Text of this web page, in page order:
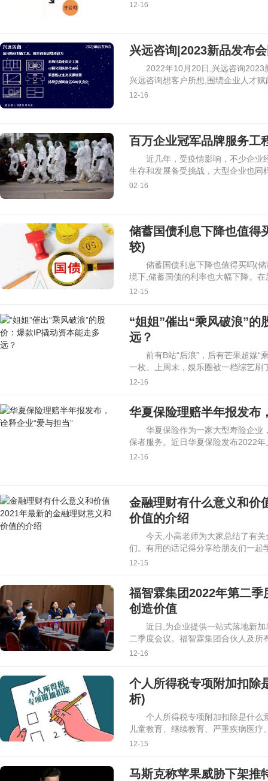
12-16
兴远咨询|2023新品发布
2022年10月20日,兴远咨询
兴远咨询想客户所想,围绕企业人才赋
12-16
百万企业冠军品牌服务工
近几年，受疫情影响，不少企业
生存和发展备受挑战，大型企业也同
02-16
储蓄国债利息下降也值得
较)
储蓄国债利息下降也值得买吗(
境下,储蓄国债的利率也大幅下降。
12-15
“姐姐”催出“乘风破浪”的
远？
前有B站“后浪”，后有芒果超媒“
一枚。上周末，娱乐圈被一档综艺刷
12-16
华夏保险理赔半年报发布
华夏保险作为一家大型寿险企业
保者服务。近日华夏保险发布2022
12-16
金融理财有什么意义和价
价值的介绍
今天,小高老师为大家总结了有
们。有用的话记得分享给朋友们一起
12-15
福智霖集团2022年第二
创造价值
近日,为企业提供一站式落地新
二季度会议。福智霖集团合伙人及所
12-16
个人所得税专项附加扣除
析)
个人所得税专项附加扣除是什么
儿童教育、继续教育、严重疾病医疗
12-15
马斯克称苹果威胁下架推